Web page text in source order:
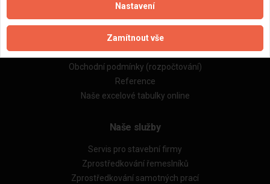
Naše firmy a řemeslníci
Zpracování a ochrana osobních údajů
Zásady pro používání souborů cookie
Obchodní podmínky (zprostředkování)
Obchodní podmínky (rozpočtování)
Reference
Naše excelové tabulky online
Naše služby
Servis pro stavební firmy
Zprostředkování řemeslníků
Zprostředkování samotných prací
Nastavení
Zamítnout vše